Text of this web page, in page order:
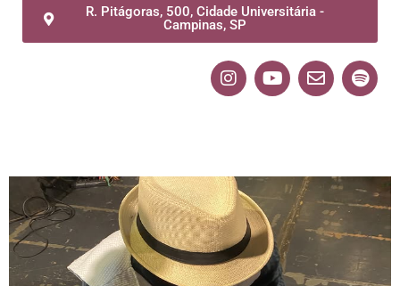
R. Pitágoras, 500, Cidade Universitária -
Campinas, SP